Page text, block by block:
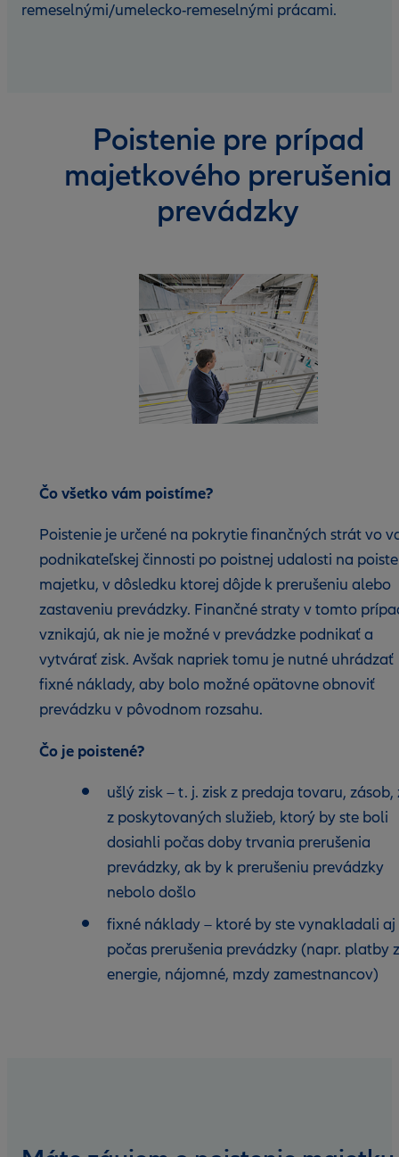
remeselnými/umelecko-remeselnými prácami.
Poistenie pre prípad
majetkového prerušenia
prevádzky
Čo všetko vám poistíme?
Poistenie je určené na pokrytie finančných strát vo
podnikateľskej činnosti po poistnej udalosti na
majetku, v dôsledku ktorej dôjde k prerušeniu alebo
zastaveniu prevádzky. Finančné straty v tomto
vznikajú, ak nie je možné v prevádzke podnikať a
vytvárať zisk. Avšak napriek tomu je nutné uhrádzať
fixné náklady, aby bolo možné opätovne obnoviť
prevádzku v pôvodnom rozsahu.
Čo je poistené?
ušlý zisk – t. j. zisk z predaja tovaru, zásob,
z poskytovaných služieb, ktorý by ste boli
dosiahli počas doby trvania prerušenia
prevádzky, ak by k prerušeniu prevádzky
nebolo došlo
fixné náklady – ktoré by ste vynakladali aj
počas prerušenia prevádzky (napr. platby
energie, nájomné, mzdy zamestnancov)